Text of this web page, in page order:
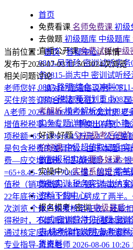
首页
免费看课 名师免费课 初级
去做题 初级题库 中级题库
直播公开课免费试听|中级
0813-吴雅玲密训试听实务
务0815-尚志中 密训试听经
0807-路明综合二冲刺
0826-税法预测划重点
考解析模考解析会计
实务专题详解0810-焦小艳
好课·好题🚀初级考后进阶
价好课中级超值取证班实
做账报税实战更多好课
实操中心实操系统班零基
做账实训税务实训出纳实
资料下载中心
报名模考+密训中级最后
仪式密训营常见问题密训
表机考操作说明备考资
货资料
当前位置：首页/答疑中心/详情
发布于2026-07-03 11:50:3024次浏览
相关问题讨论
老师您好，请对17题通俗说明一下
买住房签订的合同都免征）； D：
A老师 2026-08-06 10:2628次浏览老
增值税税率13%。 1. 甲换出存货：
项税额=65×13%=8.45万元 3. 公允
是包含税费的差异的， 由于本题中
费—应交增值税（进项税额）8.45
=65+8.45-7.8+5=70.65 借：固定资
值税（销项税额）8.45 银行存款 5
22年底待过的15个月。劈成了两半
次浏览 个体户如果核定征收，还能
得税时，不能再扣除 6 万元基本减
通过核定应纳税所得额或应纳税额
专业指导-奇奇老师 2026-08-06 10:26